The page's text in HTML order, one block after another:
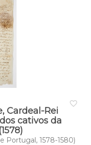
favorite_border
Cardeal-Rei
cativos da
Portugal, 1578-1580)